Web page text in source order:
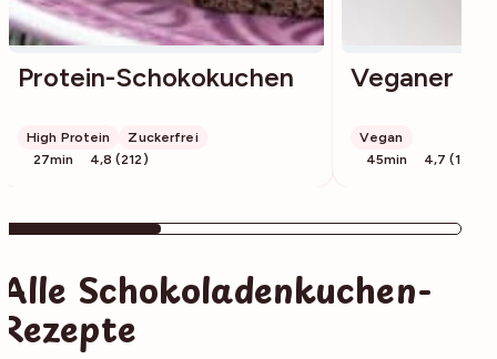
Protein-Schokokuchen
High Protein
Zuckerfrei
27min
4,8 (212)
Veganer
Vegan
45min
4,7 (1.123)
Alle Schokoladenkuchen-
Rezepte